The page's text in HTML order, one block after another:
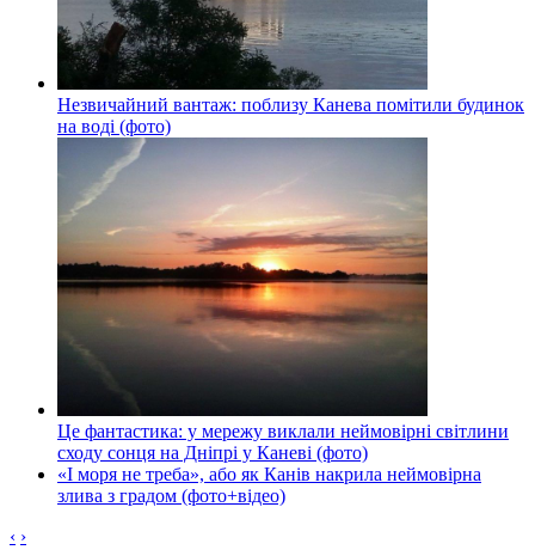
Незвичайний вантаж: поблизу Канева помітили будинок
на воді (фото)
Це фантастика: у мережу виклали неймовірні світлини
сходу сонця на Дніпрі у Каневі (фото)
«І моря не треба», або як Канів накрила неймовірна
злива з градом (фото+відео)
‹ ›